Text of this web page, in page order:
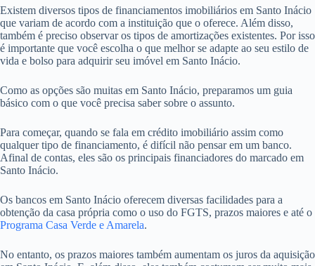
Existem diversos tipos de financiamentos imobiliários em Santo Inácio
que variam de acordo com a instituição que o oferece. Além disso,
também é preciso observar os tipos de amortizações existentes. Por isso
é importante que você escolha o que melhor se adapte ao seu estilo de
vida e bolso para adquirir seu imóvel em Santo Inácio.
Como as opções são muitas em Santo Inácio, preparamos um guia
básico com o que você precisa saber sobre o assunto.
Para começar, quando se fala em crédito imobiliário assim como
qualquer tipo de financiamento, é difícil não pensar em um banco.
Afinal de contas, eles são os principais financiadores do marcado em
Santo Inácio.
Os bancos em Santo Inácio oferecem diversas facilidades para a
obtenção da casa própria como o uso do FGTS, prazos maiores e até o
Programa Casa Verde e Amarela.
No entanto, os prazos maiores também aumentam os juros da aquisição